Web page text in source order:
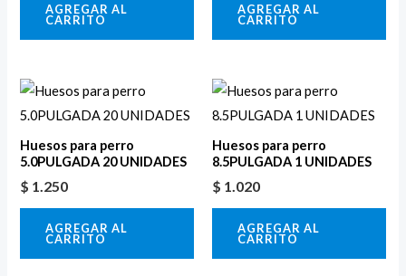
AGREGAR AL
CARRITO
AGREGAR AL
CARRITO
Huesos para perro
5.0PULGADA 20 UNIDADES
$ 1.250
AGREGAR AL
CARRITO
Huesos para perro
8.5PULGADA 1 UNIDADES
$ 1.020
AGREGAR AL
CARRITO